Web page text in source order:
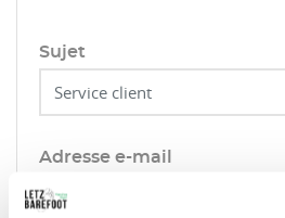
Sujet
Adresse e-mail